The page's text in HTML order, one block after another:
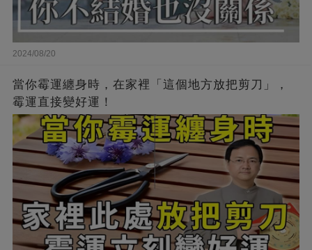
2024/08/20
當你霉運纏身時，在家裡「這個地方放把剪刀」，
霉運直接變好運！